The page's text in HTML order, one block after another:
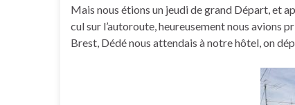
Mais nous étions un jeudi de grand Départ, et
cul sur l’autoroute, heureusement nous avions
Brest, Dédé nous attendais à notre hôtel, on